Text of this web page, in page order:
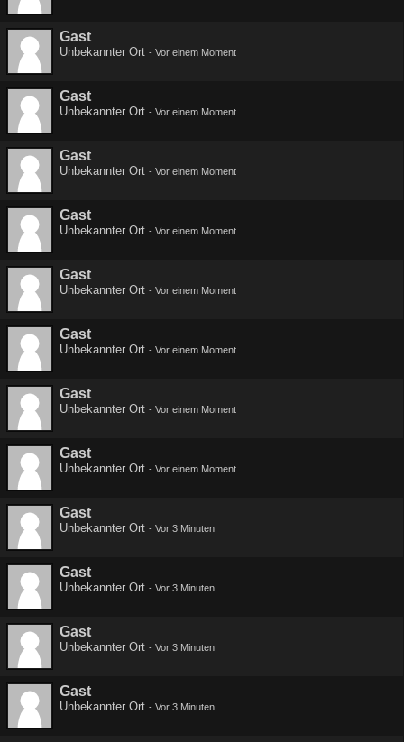
Gast
Unbekannter Ort - Vor einem Moment
Gast
Unbekannter Ort - Vor einem Moment
Gast
Unbekannter Ort - Vor einem Moment
Gast
Unbekannter Ort - Vor einem Moment
Gast
Unbekannter Ort - Vor einem Moment
Gast
Unbekannter Ort - Vor einem Moment
Gast
Unbekannter Ort - Vor einem Moment
Gast
Unbekannter Ort - Vor einem Moment
Gast
Unbekannter Ort - Vor 3 Minuten
Gast
Unbekannter Ort - Vor 3 Minuten
Gast
Unbekannter Ort - Vor 3 Minuten
Gast
Unbekannter Ort - Vor 3 Minuten